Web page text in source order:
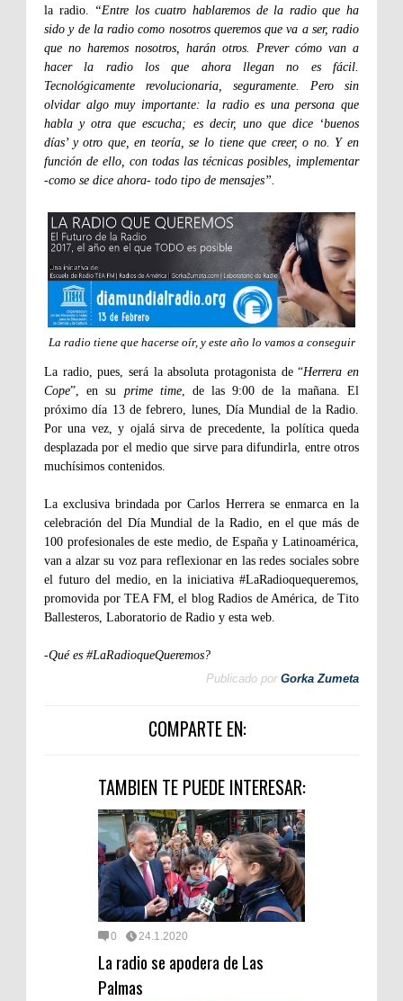
la radio. “Entre los cuatro hablaremos de la radio que ha
sido y de la radio como nosotros queremos que va a ser, radio
que no haremos nosotros, harán otros. Prever cómo van a
hacer la radio los que ahora llegan no es fácil.
Tecnológicamente revolucionaria, seguramente. Pero sin
olvidar algo muy importante: la radio es una persona que
habla y otra que escucha; es decir, uno que dice ‘buenos
días’ y otro que, en teoría, se lo tiene que creer, o no. Y en
función de ello, con todas las técnicas posibles, implementar
-como se dice ahora- todo tipo de mensajes”.
La radio tiene que hacerse oír, y este año lo vamos a conseguir
La radio, pues, será la absoluta protagonista de “Herrera en
Cope”, en su prime time, de las 9:00 de la mañana. El
próximo día 13 de febrero, lunes, Día Mundial de la Radio.
Por una vez, y ojalá sirva de precedente, la política queda
desplazada por el medio que sirve para difundirla, entre otros
muchísimos contenidos.
La exclusiva brindada por Carlos Herrera se enmarca en la
celebración del Día Mundial de la Radio, en el quemás de
100 profesionales de este medio, de España y Latinoamérica,
van a alzar su voz para reflexionar en las redes sociales sobre
el futuro del medio, en la iniciativa#LaRadioquequeremos,
promovida por TEA FM, el blog Radios de América, de Tito
Ballesteros, Laboratorio de Radio y esta web.
-Qué es #LaRadioqueQueremos?
Publicado por Gorka Zumeta
COMPARTE EN:
TAMBIEN TE PUEDE INTERESAR:
0 24.1.2020
La radio se apodera de Las
Palmas